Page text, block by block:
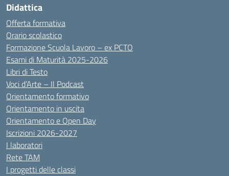
Didattica
Offerta formativa
Orario scolastico
Formazione Scuola Lavoro – ex PCTO
Esami di Maturità 2025-2026
Libri di Testo
Voci d’Arte – Il Podcast
Orientamento formativo
Orientamento in uscita
Orientamento e Open Day
Iscrizioni 2026-2027
I laboratori
Rete TAM
I progetti delle classi